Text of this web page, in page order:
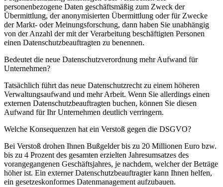
personenbezogene Daten geschäftsmäßig zum Zweck der
Übermittlung, der anonymisierten Übermittlung oder für Zwecke
der Markt- oder Meinungsforschung, dann haben Sie unabhängig
von der Anzahl der mit der Verarbeitung beschäftigten Personen
einen Datenschutzbeauftragten zu benennen.
Bedeutet die neue Datenschutzverordnung mehr Aufwand für
Unternehmen?
Tatsächlich führt das neue Datenschutzrecht zu einem höheren
Verwaltungsaufwand und mehr Arbeit. Wenn Sie allerdings einen
externen Datenschutzbeauftragten buchen, können Sie diesen
Aufwand für Ihr Unternehmen deutlich verringern.
Welche Konsequenzen hat ein Verstoß gegen die DSGVO?
Bei Verstoß drohen Ihnen Bußgelder bis zu 20 Millionen Euro bzw.
bis zu 4 Prozent des gesamten erzielten Jahresumsatzes des
vorangegangenen Geschäftsjahres, je nachdem, welcher der Beträge
höher ist. Ein externer Datenschutzbeauftragter kann Ihnen helfen,
ein gesetzeskonformes Datenmanagement aufzubauen.